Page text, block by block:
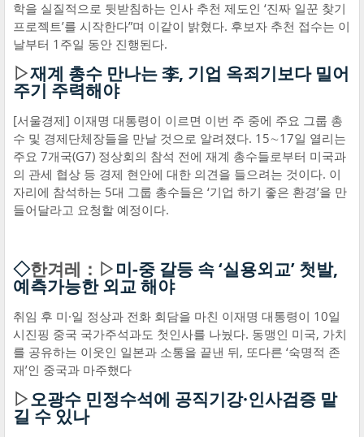
학을 실질적으로 뒷받침하는 인사 추천 제도인 ‘진짜 일꾼 찾기
프로젝트’를 시작한다”며 이같이 밝혔다. 후보자 추천 접수는 이
날부터 1주일 동안 진행된다.
▷재계 총수 만나는 李, 기업 옥죄기보다 밀어
주기 주력해야
[서울경제] 이재명 대통령이 이르면 이번 주 중에 주요 그룹 총
수 및 경제단체장들을 만날 것으로 알려졌다. 15∼17일 열리는
주요 7개국(G7) 정상회의 참석 전에 재계 총수들로부터 미국과
의 관세 협상 등 경제 현안에 대한 의견을 들으려는 것이다. 이
자리에 참석하는 5대 그룹 총수들은 ‘기업 하기 좋은 환경’을 만
들어달라고 요청할 예정이다.
◇한겨레：▷미-중 갈등 속 ‘실용외교’ 첫발,
예측가능한 외교 해야
취임 후 미·일 정상과 전화 회담을 마친 이재명 대통령이 10일
시진핑 중국 국가주석과도 첫인사를 나눴다. 동맹인 미국, 가치
를 공유하는 이웃인 일본과 소통을 끝낸 뒤, 또다른 ‘숙명적 존
재’인 중국과 마주했다
▷오광수 민정수석에 공직기강·인사검증 맡
길 수 있나